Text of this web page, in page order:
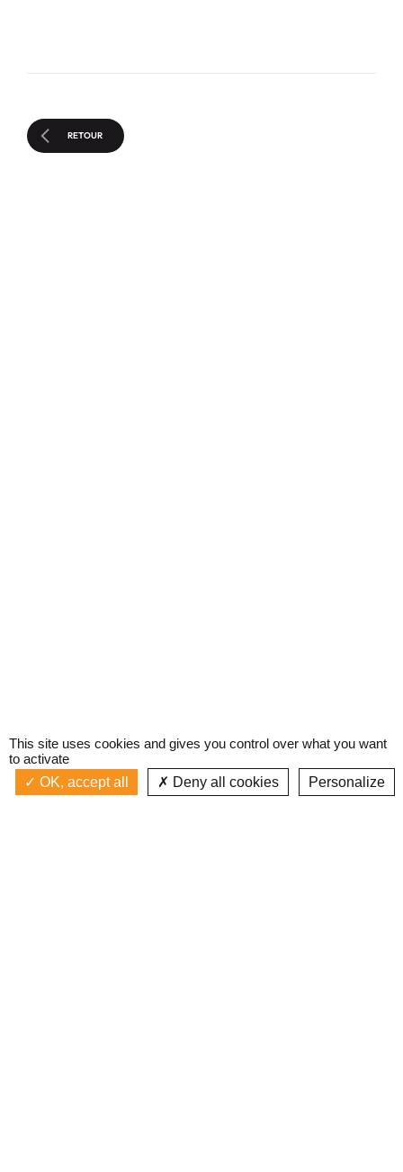
Émission à l'antenne
RETOUR
Actualités La radio
This site uses cookies and gives you control over what you want
to activate
OK, accept all
Deny all cookies
Personalize